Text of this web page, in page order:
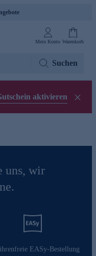
Mein Konto Warenkorb
Suchen
aktivieren
uns, wir
EASy-Bestellung